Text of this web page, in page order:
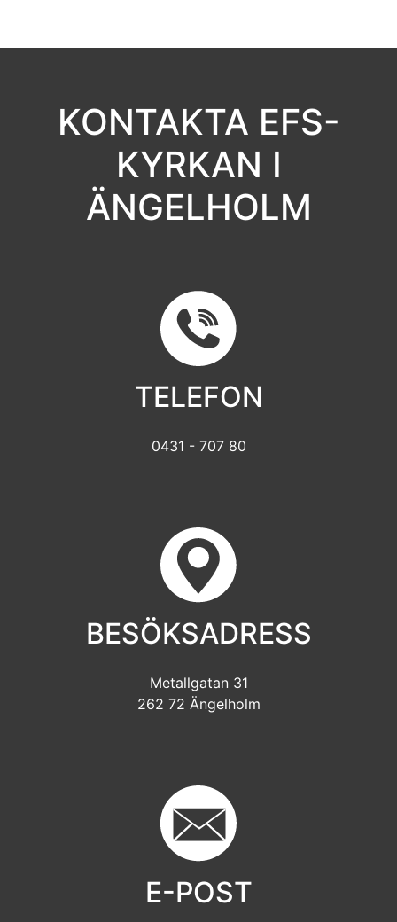
KONTAKTA EFS-
KYRKAN I
ÄNGELHOLM
TELEFON
0431 - 707 80
BESÖKSADRESS
Metallgatan 31
262 72 Ängelholm
E-POST